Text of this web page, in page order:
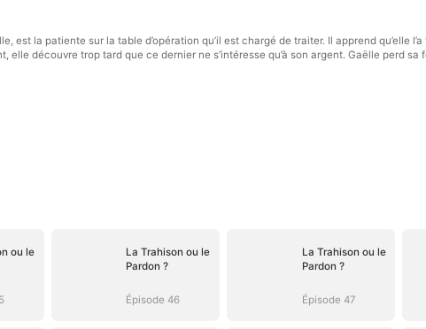
la patiente sur la table d’opération qu’il est chargé de traiter. Il apprend qu’elle
découvre trop tard que ce dernier ne s’intéresse qu’à son argent. Gaëlle perd sa
ou le
La Trahison ou le
Pardon ?
Épisode 46
La Trahison ou le
Pardon ?
Épisode 47